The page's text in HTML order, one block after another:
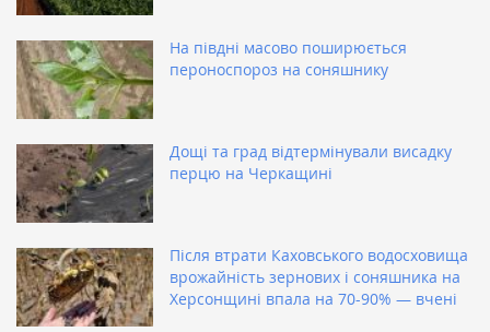
На півдні масово поширюється
пероноспороз на соняшнику
Дощі та град відтермінували висадку
перцю на Черкащині
Після втрати Каховського водосховища
врожайність зернових і соняшника на
Херсонщині впала на 70-90% — вчені